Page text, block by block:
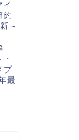
イ
約
～
プ
最